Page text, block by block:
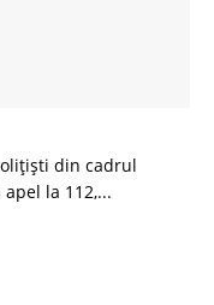
din cadrul
la 112,...